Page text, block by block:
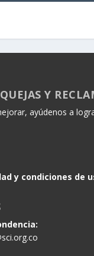
Y
ayúdenos a
y condiciones de